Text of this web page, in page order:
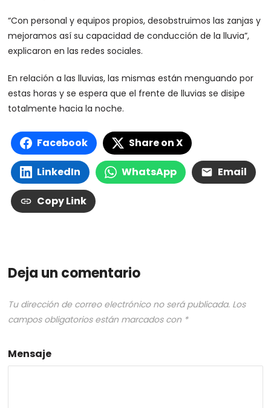
“Con personal y equipos propios, desobstruimos las zanjas y
mejoramos así su capacidad de conducción de la lluvia”,
explicaron en las redes sociales.
En relación a las lluvias, las mismas están menguando por
estas horas y se espera que el frente de lluvias se disipe
totalmente hacia la noche.
Facebook Share on X
LinkedIn WhatsApp Email
Copy Link
Deja un comentario
Tu dirección de correo electrónico no será publicada. Los
campos obligatorios están marcados con *
Mensaje